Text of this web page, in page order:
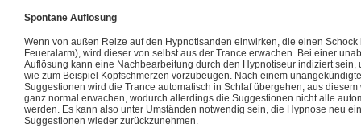
Spontane Auflösung
Wenn von außen Reize auf den Hypnotisanden einwirken, die einen Schock
Feueralarm), wird dieser von selbst aus der Trance erwachen. Bei einer
Auflösung kann eine Nachbearbeitung durch den Hypnotiseur indiziert sein,
wie zum Beispiel Kopfschmerzen vorzubeugen. Nach einem
Suggestionen wird die Trance automatisch in Schlaf übergehen; aus
ganz normal erwachen, wodurch allerdings die Suggestionen nicht alle
werden. Es kann also unter Umständen notwendig sein, die Hypnose neu
Suggestionen wieder zurückzunehmen.